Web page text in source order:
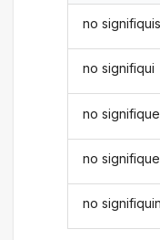
no signifiquis
no signifiqui
no
no
no signifiquin